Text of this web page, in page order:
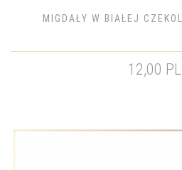
MIGDAŁY W BIAŁEJ
12,00